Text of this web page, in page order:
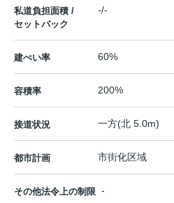
私道負担面積 /
セットバック
-/-
建ぺい率 60%
容積率 200%
接道状況 一方(北 5.0m)
都市計画 市街化区域
その他法令上の制限 -